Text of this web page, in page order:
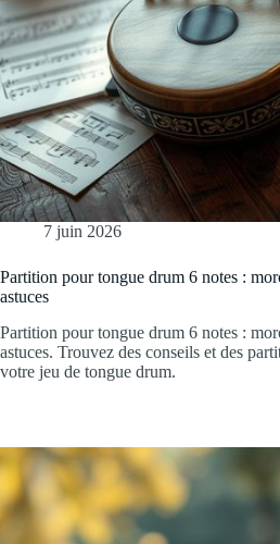
7 juin 2026
Partition pour tongue drum 6 notes :
astuces
Partition pour tongue drum 6 notes :
astuces. Trouvez des conseils et des
votre jeu de tongue drum.